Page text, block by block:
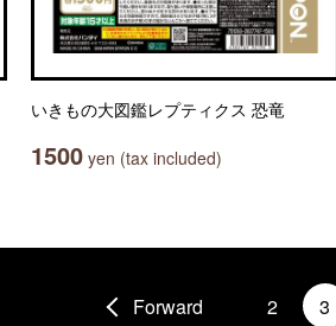
いきもの大図鑑レプティクス 恐竜
1500 yen (tax included)
Forward 2 3